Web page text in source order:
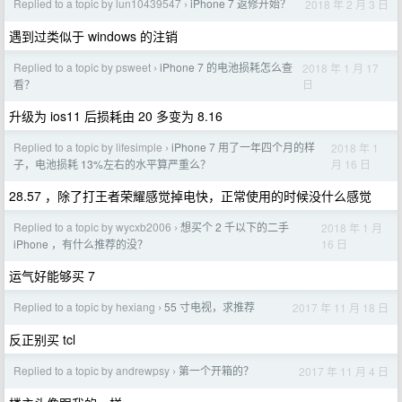
Replied to a topic by lun10439547 › iPhone 7 返修开始？ 2018 年 2 月 3 日
遇到过类似于 windows 的注销
Replied to a topic by psweet › iPhone 7 的电池损耗怎么查
看？
2018 年 1 月 17
日
升级为 ios11 后损耗由 20 多变为 8.16
Replied to a topic by lifesimple › iPhone 7 用了一年四个月的样
子，电池损耗 13%左右的水平算严重么？
2018 年 1
月 16 日
28.57 ，除了打王者荣耀感觉掉电快，正常使用的时候没什么感觉
Replied to a topic by wycxb2006 › 想买个 2 千以下的二手
iPhone ，有什么推荐的没？
2018 年 1 月
16 日
运气好能够买 7
Replied to a topic by hexiang › 55 寸电视，求推荐 2017 年 11 月 18 日
反正别买 tcl
Replied to a topic by andrewpsy › 第一个开箱的？ 2017 年 11 月 4 日